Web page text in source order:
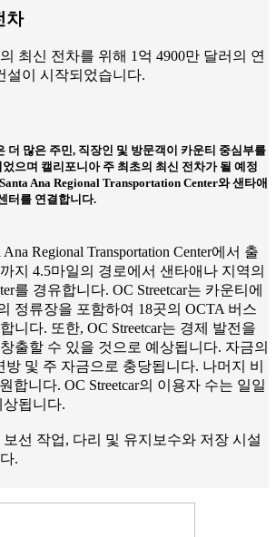
차
최신 전차를 위해 1억 4900만 달러의 연
설이 시작되었습니다.
더 많은 주민, 직장인 및 방문객이 카운티 중심부를
으며 캘리포니아 주 최초의 최신 전차가 될 예정
Ana Regional Transportation Center와 샌타애
터를 연결합니다.
Ana Regional Transportation Center에서 출
지 4.5마일의 경로에서 샌타애나 지역의
를 경유합니다. OC Streetcar는 카운티에
정류장을 포함하여 18곳의 OCTA 버스
니다. 또한, OC Streetcar는 경제 발전을
출할 수 있을 것으로 예상됩니다. 자금의
방 및 주 자금으로 충당됩니다. 나머지 비
합니다. OC Streetcar의 이용자 수는 일일
상됩니다.
선 작업, 다리 및 유지보수와 저장 시설
.